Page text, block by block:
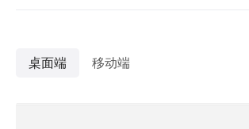
桌面端 移动端